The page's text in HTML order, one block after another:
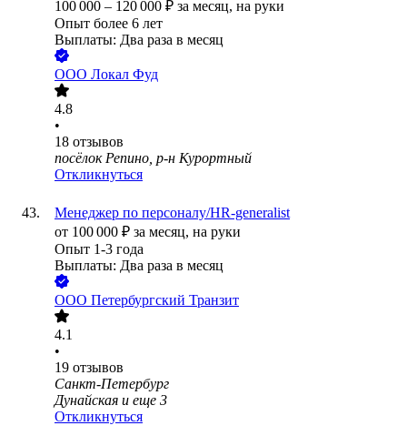
100 000 – 120 000 ₽ за месяц, на руки
Опыт более 6 лет
Выплаты: Два раза в месяц
ООО Локал Фуд
4.8
•
18 отзывов
посёлок Репино, р-н Курортный
Откликнуться
Менеджер по персоналу/HR-generalist
от 100 000 ₽ за месяц, на руки
Опыт 1-3 года
Выплаты: Два раза в месяц
ООО Петербургский Транзит
4.1
•
19 отзывов
Санкт-Петербург
Дунайская и еще 3
Откликнуться